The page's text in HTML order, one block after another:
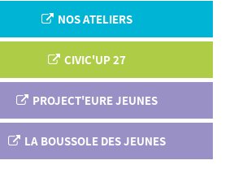
NOS ATELIERS
CIVIC'UP 27
PROJECT'EURE JEUNES
LA BOUSSOLE DES JEUNES